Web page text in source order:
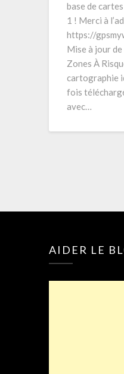
base de
1 ! Merci à
https://
Mise à jour
Zones À
cartographie
fois
avec…
AIDER LE